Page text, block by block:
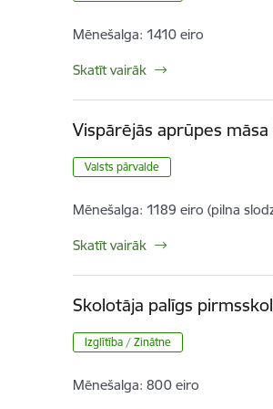
Mēnešalga: 1410 eiro
Skatīt vairāk
Vispārējās aprūpes
Valsts pārvalde
Mēnešalga: 1189 eiro (pilna
Skatīt vairāk
Skolotāja palīgs
Izglītība / Zinātne
Mēnešalga: 800 eiro